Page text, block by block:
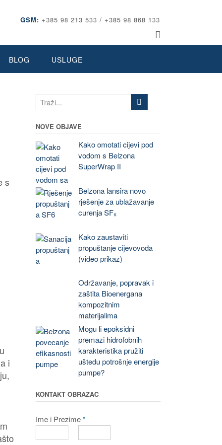
GSM: +385 98 213 533 / +385 98 868 133
BLOG USLUGE
s
i
NOVE OBJAVE
Kako omotati cijevi pod
vodom s Belzona
SuperWrap II
Belzona lansira novo
rješenje za ublažavanje
curenja SF₆
Kako zaustaviti
propuštanje cijevovoda
(video prikaz)
Održavanje, popravak i
zaštita Bioenergana
kompozitnim
materijalima
Mogu li epoksidni
premazi hidrofobnih
karakteristika pružiti
uštedu potrošnje energije
pumpe?
KONTAKT OBRAZAC
Ime i Prezime*